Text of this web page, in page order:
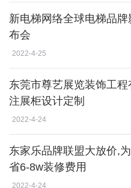
新电梯网络全球电梯品
布会
2022-4-25
东莞市尊艺展览装饰工
注展柜设计定制
2022-4-24
东家乐品牌联盟大放价,
省6-8w装修费用
2022-4-24